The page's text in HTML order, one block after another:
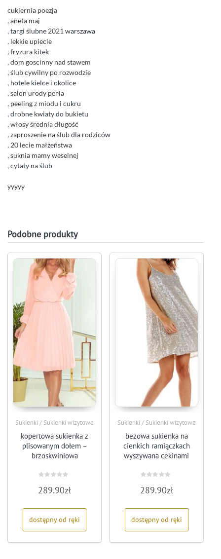
cukiernia poezja
, aneta maj
, targi ślubne 2021 warszawa
, lekkie upiecie
, fryzura kitek
, dom goscinny nad stawem
, ślub cywilny po rozwodzie
, hotele kielce i okolice
, salon urody perła
, peeling z miodu i cukru
, drobne kwiaty do bukietu
, włosy średnia długość
, zaproszenie na ślub dla rodziców
, 20 lecie małżeństwa
, suknia mamy weselnej
, cytaty na ślub
yyyyy
Podobne produkty
Sukienki / Sukienki wizytowe
kopertowa sukienka z
plisowanym dołem –
brzoskwiniowa
0
na
289.90zł
dostępny od ręki
Sukienki / Sukienki wizytowe
beżowa sukienka na
cienkich ramiączkach
wyszywana cekinami
0
na
289.90zł
dostępny od ręki